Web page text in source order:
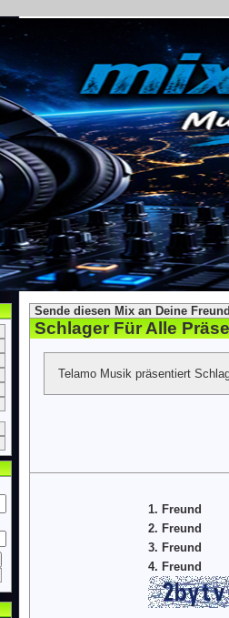
Sende diesen Mix an Deine
Schlager Für Alle
Telamo Musik präsentiert
1. Freund
2. Freund
3. Freund
4. Freund